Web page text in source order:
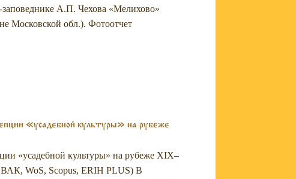
А.П. Чехова «Мелихово»
Московской обл.). Фотоотчет
«усадебной культуры» на рубеже
«усадебной культуры» на рубеже XIX–
WoS, Scopus, ERIH PLUS) В